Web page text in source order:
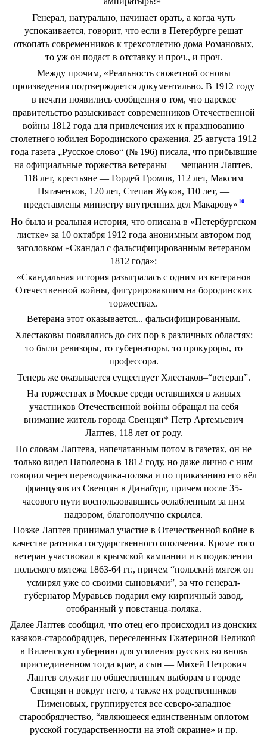
Генерал, натурально, начинает орать, а когда чуть
успокаивается, говорит, что если в Петербурге решат
откопать современников к трехсотлетию дома Романовых,
то уж он подаст в отставку и проч., и проч.
Между прочим, «Реальность сюжетной основы
произведения подтверждается документально. В 1912 году
в печати появились сообщения о том, что царское
правительство разыскивает современников Отечественной
войны 1812 года для привлечения их к празднованию
столетнего юбилея Бородинского сражения. 25 августа 1912
года газета „Русское слово“ (№ 196) писала, что прибывшие
на официальные торжества ветераны — мещанин Лаптев,
118 лет, крестьяне — Гордей Громов, 112 лет, Максим
Пятаченков, 120 лет, Степан Жуков, 110 лет, —
представлены министру внутренних дел Макарову» 10
Но была и реальная история, что описана в «Петербургском
листке» за 10 октября 1912 года анонимным автором под
заголовком «Скандал с фальсифицированным ветераном
1812 года»:
«Скандальная история разыгралась с одним из ветеранов
Отечественной войны, фигурировавшим на бородинских
торжествах.
Ветерана этот оказывается... фальсифицированным.
Хлестаковы появлялись до сих пор в различных областях:
то были ревизоры, то губернаторы, то прокуроры, то
профессора.
Теперь же оказывается существует Хлестаков–“ветеран”.
На торжествах в Москве среди оставшихся в живых
участников Отечественной войны обращал на себя
внимание житель города Свенцян* Петр Артемьевич
Лаптев, 118 лет от роду.
По словам Лаптева, напечатанным потом в газетах, он не
только видел Наполеона в 1812 году, но даже лично с ним
говорил через переводчика-поляка и по приказанию его вёл
французов из Свенцян в Динабург, причем после 35-
часового пути воспользовавшись ослабленным за ним
надзором, благополучно скрылся.
Позже Лаптев принимал участие в Отечественной войне в
качестве ратника государственного ополчения. Кроме того
ветеран участвовал в крымской кампании и в подавлении
польского мятежа 1863-64 гг., причем “польский мятеж он
усмирял уже со своими сыновьями”, за что генерал-
губернатор Муравьев подарил ему кирпичный завод,
отобранный у повстанца-поляка.
Далее Лаптев сообщил, что отец его происходил из донских
казаков-старообрядцев, переселенных Екатериной Великой
в Виленскую губернию для усиления русских во вновь
присоединенном тогда крае, а сын — Михей Петрович
Лаптев служит по общественным выборам в городе
Свенцян и вокруг него, а также их родственников
Пименовых, группируется все северо-западное
старообрядчество, “являющееся единственным оплотом
русской государственности на этой окраине» и пр.